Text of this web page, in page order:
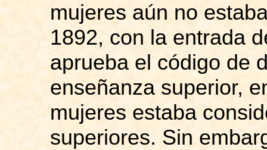
mujeres aún no
1892, con la entrada
aprueba el código de
enseñanza superior,
mujeres estaba
superiores. Sin